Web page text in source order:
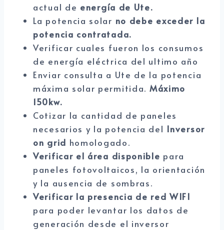
actual de energía de Ute.
La potencia solar no debe exceder la
potencia contratada.
Verificar cuales fueron los consumos
de energía eléctrica del ultimo año
Enviar consulta a Ute de la potencia
máxima solar permitida. Máximo
150kw.
Cotizar la cantidad de paneles
necesarios y la potencia del Inversor
on grid homologado.
Verificar el área disponible para
paneles fotovoltaicos, la orientación
y la ausencia de sombras.
Verificar la presencia de red WIFI
para poder levantar los datos de
generación desde el inversor